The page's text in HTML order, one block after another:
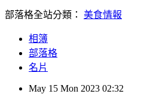
部落格全站分類： 美食情報
相簿
部落格
名片
May 15 Mon 2023 02:32